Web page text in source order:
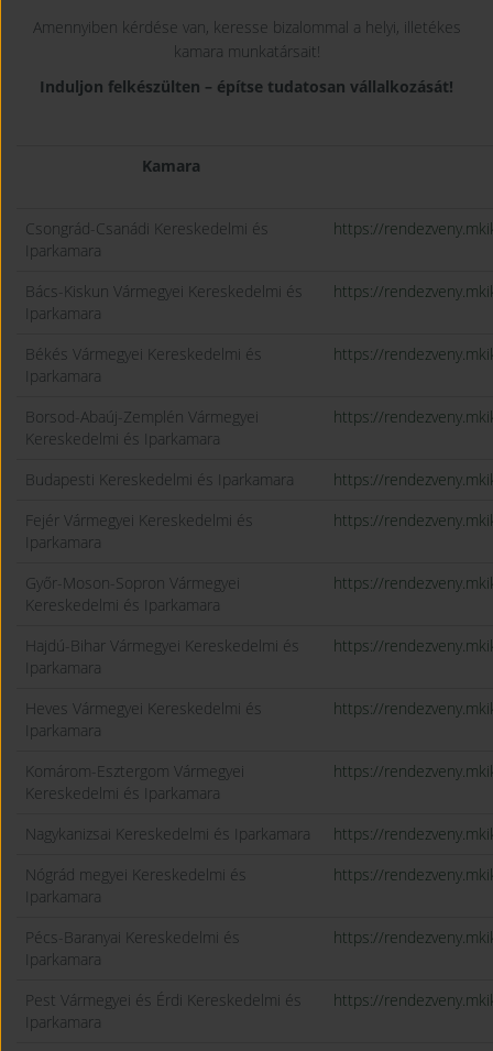
Amennyiben kérdése van, keresse bizalommal a helyi, illetékes
kamara munkatársait!
Induljon felkészülten – építse tudatosan vállalkozását!
Kamara
Csongrád-Csanádi Kereskedelmi és
Iparkamara
https://
Bács-Kiskun Vármegyei Kereskedelmi és
Iparkamara
https://
Békés Vármegyei Kereskedelmi és
Iparkamara
https://
Borsod-Abaúj-Zemplén Vármegyei
Kereskedelmi és Iparkamara
https://
Budapesti Kereskedelmi és Iparkamara
https://
Fejér Vármegyei Kereskedelmi és
Iparkamara
https://
Győr-Moson-Sopron Vármegyei
Kereskedelmi és Iparkamara
https://
Hajdú-Bihar Vármegyei Kereskedelmi és
Iparkamara
https://
Heves Vármegyei Kereskedelmi és
Iparkamara
https://
Komárom-Esztergom Vármegyei
Kereskedelmi és Iparkamara
https://
Nagykanizsai Kereskedelmi és Iparkamara
https://
Nógrád megyei Kereskedelmi és
Iparkamara
https://
Pécs-Baranyai Kereskedelmi és
Iparkamara
https://
Pest Vármegyei és Érdi Kereskedelmi és
Iparkamara
https://